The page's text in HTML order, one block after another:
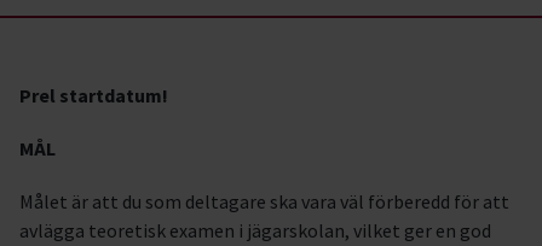
Prel startdatum!
MÅL
Målet är att du som deltagare ska vara väl förberedd för att
avlägga teoretisk examen i jägarskolan, vilket ger en god